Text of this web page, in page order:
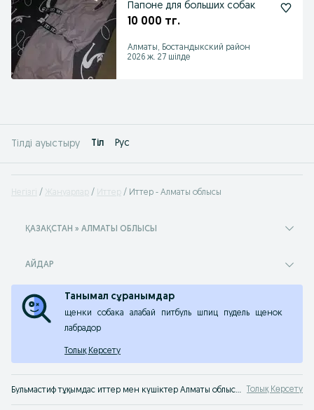
Папоне для больших собак
10 000 тг.
Алматы, Бостандыкский район
2026 ж. 27 шілде
Тілді ауыстыру Tіл Рус
Негізгі Жануарлар Иттер Иттер - Алматы облысы
ҚАЗАҚСТАН » АЛМАТЫ ОБЛЫСЫ
АЙДАР
Танымал сұранымдар
щенки собака алабай питбуль шпиц пудель
щенок
лабрадор
Толық Көрсету
Бульмастиф тұқымдас иттер мен күшіктер Алматы облысы. OLX Алматы облысы хабарландырулар сервисінен Бульмастиф күшіктерін оңай әрі тез сатып алуға болады. Дәл қазір дос тауып ал! Толық Көрсету